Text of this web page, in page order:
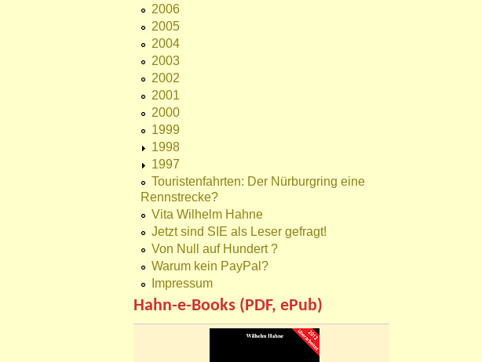
2006
2005
2004
2003
2002
2001
2000
1999
1998
1997
Touristenfahrten: Der Nürburgring eine
Rennstrecke?
Vita Wilhelm Hahne
Jetzt sind SIE als Leser gefragt!
Von Null auf Hundert ?
Warum kein PayPal?
Impressum
Hahn-e-Books (PDF, ePub)